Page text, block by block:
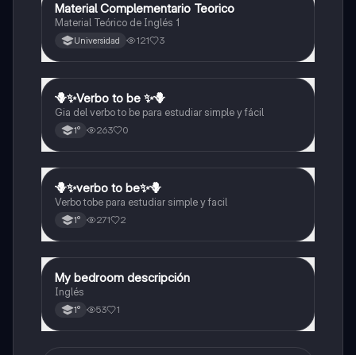
Inglés
Material Complementario Teorico
Material Teórico de Inglés 1
Universidad 121 3
Inglés
🪻✨️Verbo to be ✨️🪻
Gia del verbo to be para estudiar simple y fácil
1° 263 0
Inglés
🪻✨️verbo to be✨️🪻
Verbo tobe para estudiar simple y facil
1° 271 2
Inglés
My bedroom descripción
Inglés
1° 53 1